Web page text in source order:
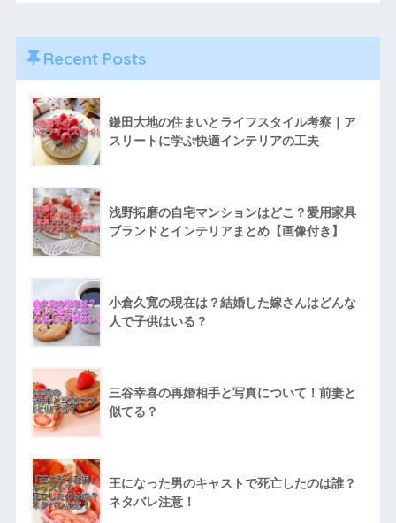
Recent Posts
鎌田大地の住まいとライフスタイル考察｜ア
スリートに学ぶ快適インテリアの工夫
浅野拓磨の自宅マンションはどこ？愛用家具
ブランドとインテリアまとめ【画像付き】
小倉久寛の現在は？結婚した嫁さんはどんな
人で子供はいる？
三谷幸喜の再婚相手と写真について！前妻と
似てる？
王になった男のキャストで死亡したのは誰？
ネタバレ注意！